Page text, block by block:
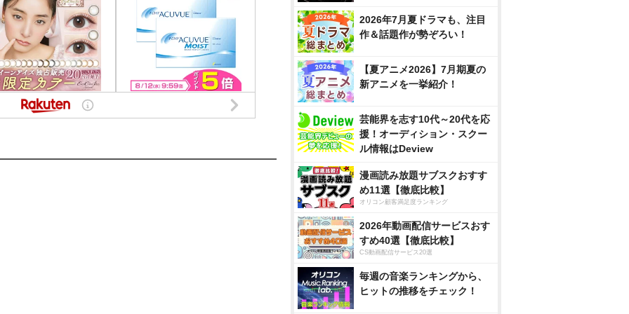
2026年7月夏ドラマも、注目
作＆話題作が勢ぞろい！
【夏アニメ2026】7月期夏の
新アニメを一挙紹介！
芸能界を志す10代～20代を応
援！オーディション・スクー
ル情報はDeview
漫画読み放題サブスクおすす
め11選【徹底比較】
オリコン顧客満足度ランキング
2026年動画配信サービスおす
すめ40選【徹底比較】
CS動画配信サービス20選
毎週の音楽ランキングから、
ヒットの推移をチェック！